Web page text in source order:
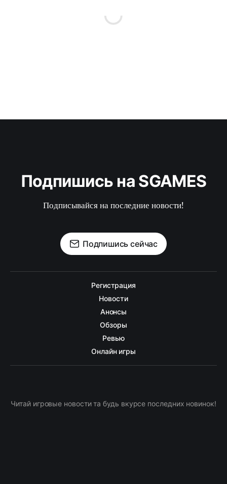
Подпишись на SGAMES
Подписывайся на последние новости!
Подпишись сейчас
Регистрация
Новости
Анонсы
Обзоры
Ревью
Онлайн игры
Читай игровые новости та будь вкурсе последних новинок!